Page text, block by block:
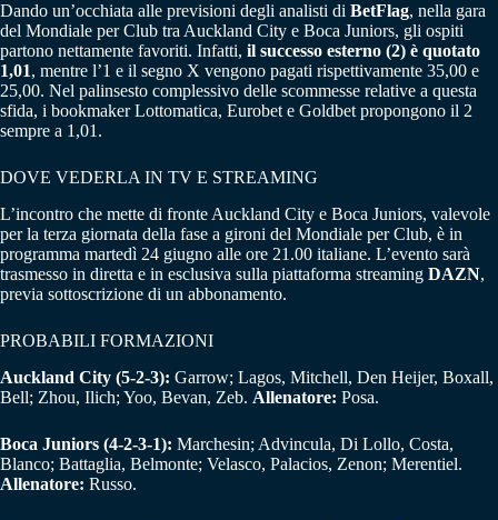
Dando un’occhiata alle previsioni degli analisti di BetFlag, nella gara
del Mondiale per Club tra Auckland City e Boca Juniors, gli ospiti
partono nettamente favoriti. Infatti, il successo esterno (2) è quotato
1,01, mentre l’1 e il segno X vengono pagati rispettivamente 35,00 e
25,00. Nel palinsesto complessivo delle scommesse relative a questa
sfida, i bookmaker Lottomatica, Eurobet e Goldbet propongono il 2
sempre a 1,01.
DOVE VEDERLA IN TV E STREAMING
L’incontro che mette di fronte Auckland City e Boca Juniors, valevole
per la terza giornata della fase a gironi del Mondiale per Club, è in
programma martedì 24 giugno alle ore 21.00 italiane. L’evento sarà
trasmesso in diretta e in esclusiva sulla piattaforma streaming DAZN,
previa sottoscrizione di un abbonamento.
PROBABILI FORMAZIONI
Auckland City (5-2-3): Garrow; Lagos, Mitchell, Den Heijer, Boxall,
Bell; Zhou, Ilich; Yoo, Bevan, Zeb. Allenatore: Posa.
Boca Juniors (4-2-3-1): Marchesin; Advincula, Di Lollo, Costa,
Blanco; Battaglia, Belmonte; Velasco, Palacios, Zenon; Merentiel.
Allenatore: Russo.